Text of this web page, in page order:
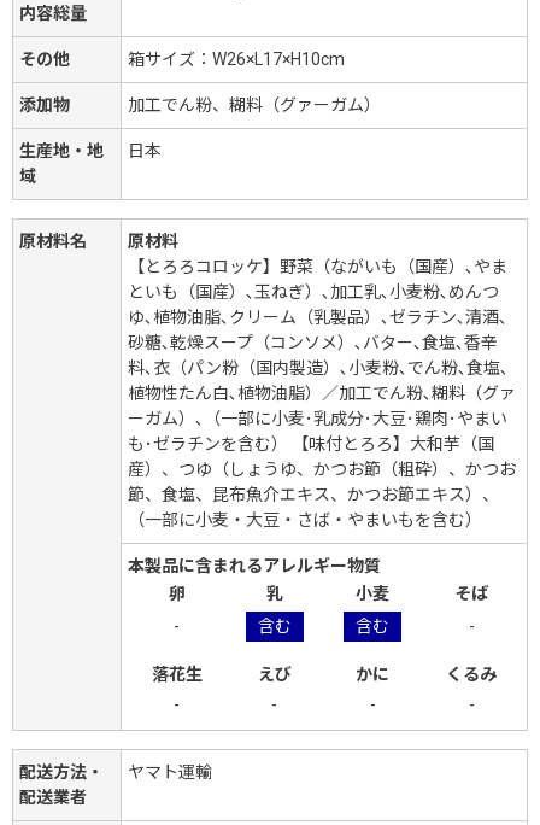
内容総量
その他 箱サイズ：W26×L17×H10cm
添加物 加工でん粉、糊料（グァーガム）
生産地・地
域
日本
原材料名
原材料
【とろろコロッケ】野菜（ながいも（国産）､やま
といも（国産）､玉ねぎ）､加工乳､小麦粉､めんつ
ゆ､植物油脂､クリーム（乳製品）､ゼラチン､清酒､
砂糖､乾燥スープ（コンソメ）､バター､食塩､香辛
料､衣（パン粉（国内製造）､小麦粉､でん粉､食塩､
植物性たん白､植物油脂）／加工でん粉､糊料（グァ
ーガム）､（一部に小麦･乳成分･大豆･鶏肉･やまい
も･ゼラチンを含む） 【味付とろろ】大和芋（国
産）、つゆ（しょうゆ、かつお節（粗砕）、かつお
節、食塩、昆布魚介エキス、かつお節エキス）、
（一部に小麦・大豆・さば・やまいもを含む）
本製品に含まれるアレルギー物質
卵
乳 小麦
そば
-
含む 含む -
落花生 えび かに
くるみ
-
- - -
配送方法・
配送業者
ヤマト運輸